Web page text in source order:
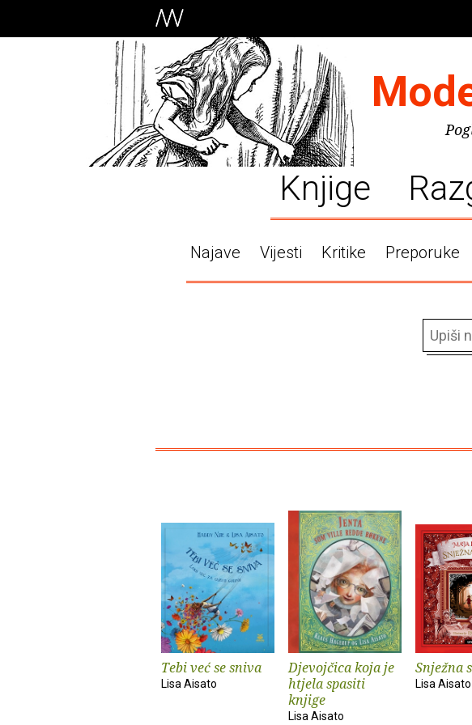
Knjige
Najave Vijesti Kritike Preporuke
Tebi već se sniva
Lisa Aisato
Djevojčica koja je
htjela spasiti
knjige
Lisa Aisato
Snježna
Lisa Aisato